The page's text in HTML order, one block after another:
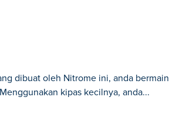
dibuat oleh Nitrome ini, anda bermain
kipas kecilnya, anda...